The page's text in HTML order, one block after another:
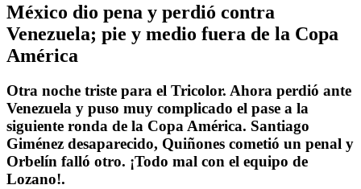
México dio pena y perdió contra
Venezuela; pie y medio fuera de la Copa
América
Otra noche triste para el Tricolor. Ahora perdió ante
Venezuela y puso muy complicado el pase a la
siguiente ronda de la Copa América. Santiago
Giménez desaparecido, Quiñones cometió un penal y
Orbelín falló otro. ¡Todo mal con el equipo de
Lozano!.